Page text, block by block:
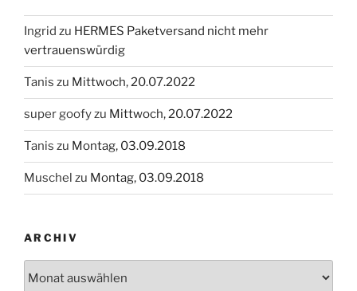
Ingrid zu HERMES Paketversand nicht mehr
vertrauenswürdig
Tanis zu Mittwoch, 20.07.2022
super goofyzu Mittwoch, 20.07.2022
Tanis zu Montag, 03.09.2018
Muschel zu Montag, 03.09.2018
ARCHIV